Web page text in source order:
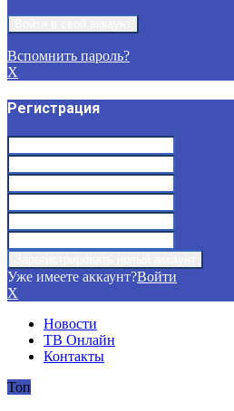
Вспомнить пароль?
X
Регистрация
Уже имеете аккаунт?Войти
X
Новости
ТВ Онлайн
Контакты
Топ